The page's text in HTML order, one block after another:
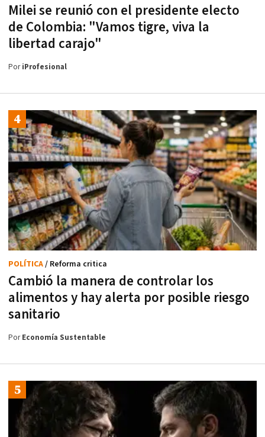
Milei se reunió con el presidente electo
de Colombia: "Vamos tigre, viva la
libertad carajo"
PoriProfesional
Cambió la manera de controlar los
alimentos y hay alerta por posible riesgo
sanitario
POLÍTICA/ Reforma critica
PorEconomía Sustentable